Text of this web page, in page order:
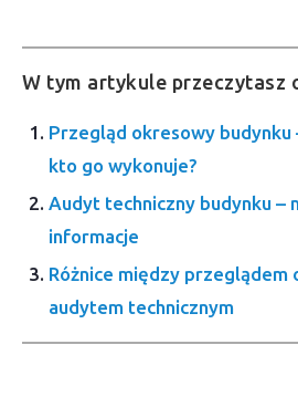
W tym artykule przeczytasz
Przegląd okresowy budynku
kto go wykonuje?
Audyt techniczny budynku –
informacje
Różnice między przeglądem
audytem technicznym